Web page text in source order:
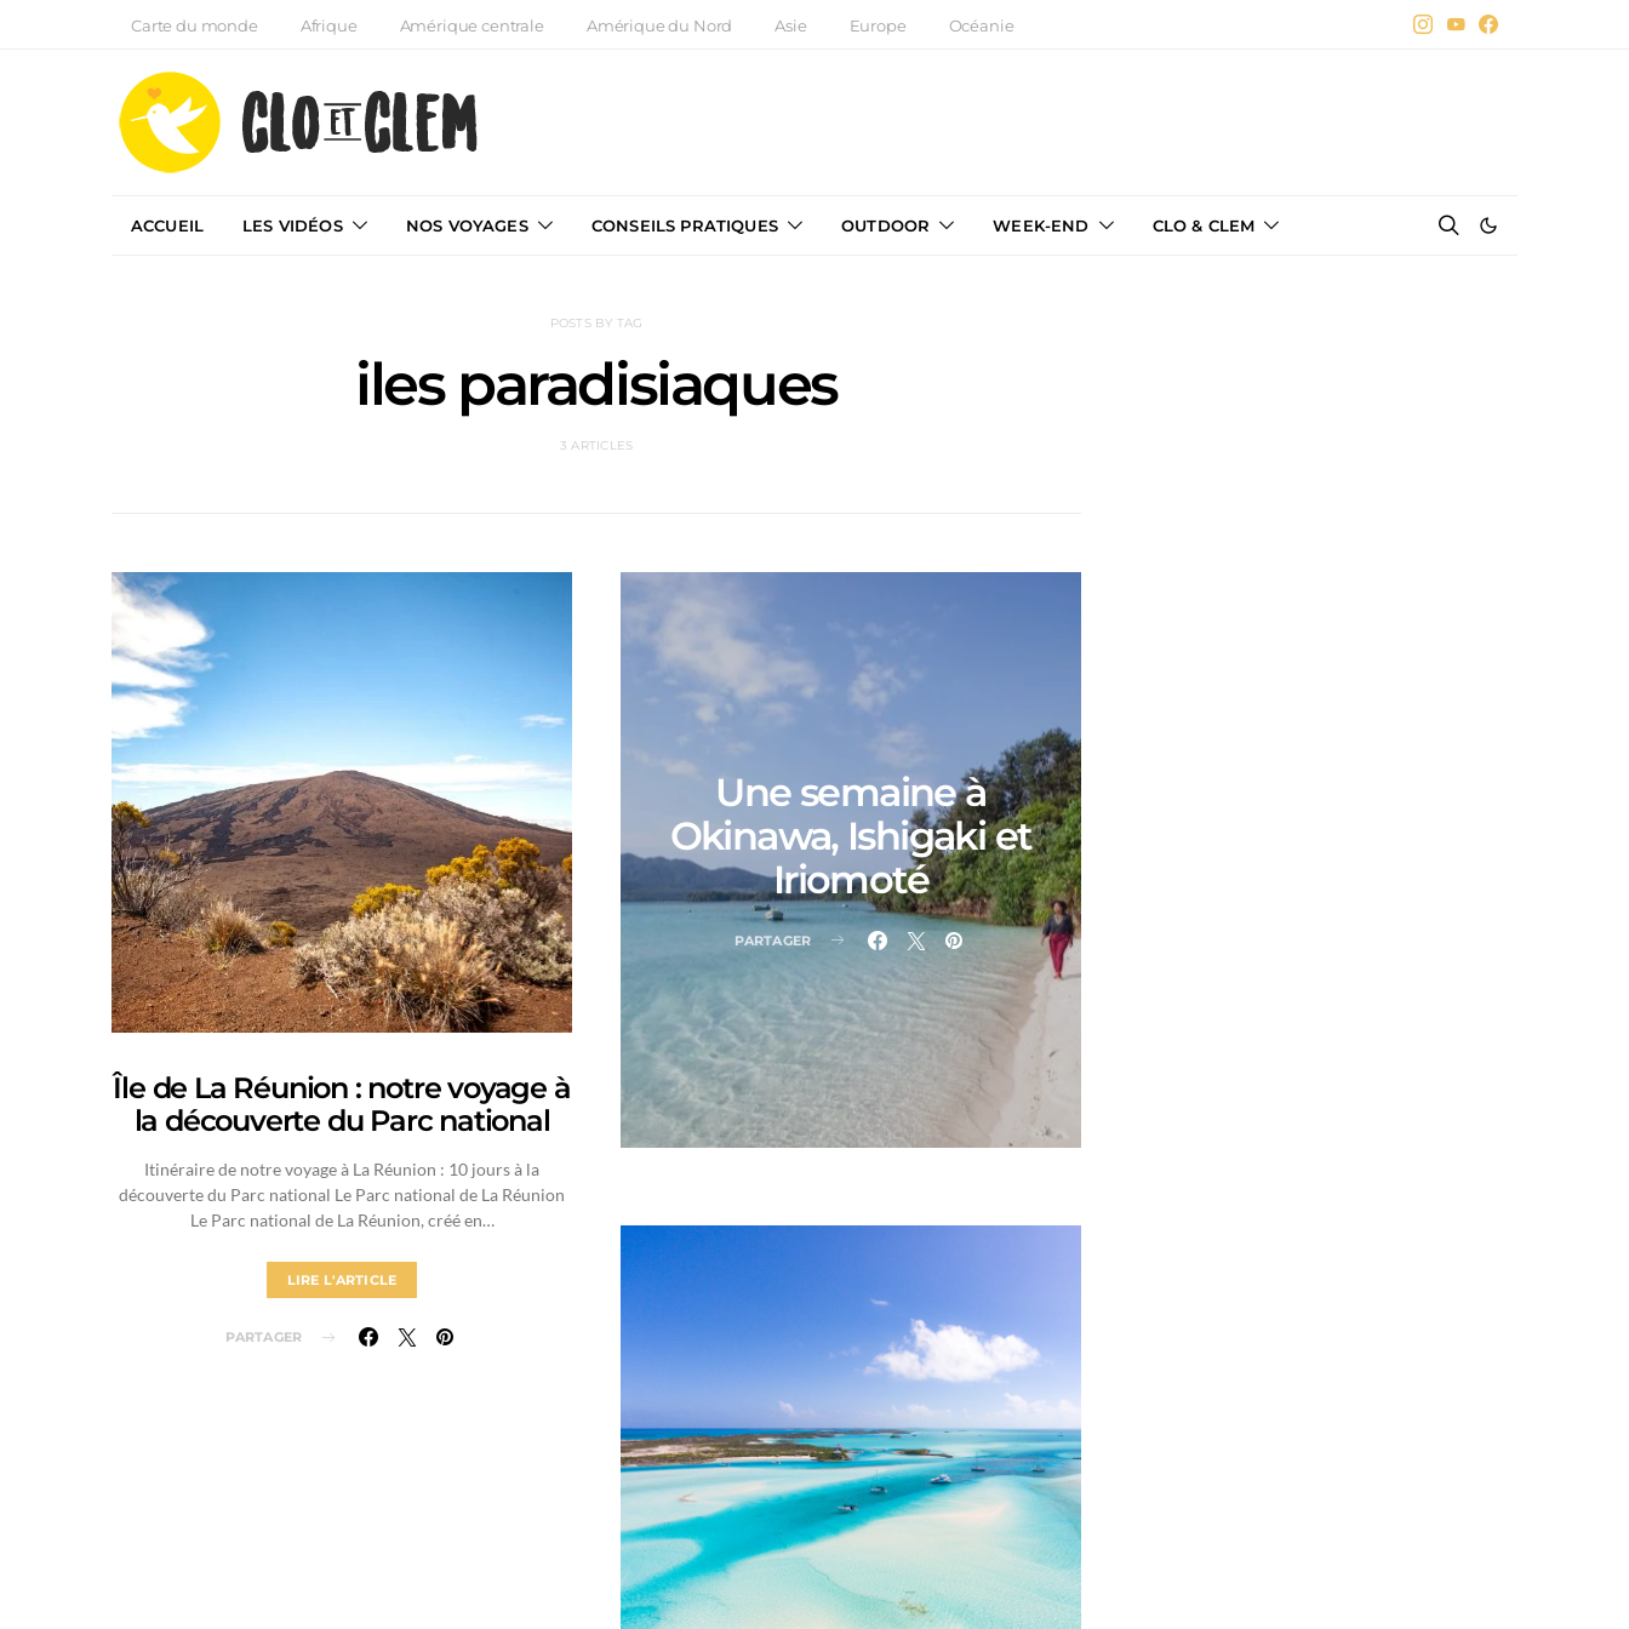
Carte du monde Afrique Amérique centrale Amérique du Nord Asie Europe Océanie
ACCUEIL LES VIDÉOS NOS VOYAGES CONSEILS PRATIQUES OUTDOOR WEEK-END CLO & CLEM
POSTS BY TAG
iles paradisiaques
3 ARTICLES
Île de La Réunion : notre voyage à
la découverte du Parc national
Itinéraire de notre voyage à La Réunion : 10 jours à la
découverte du Parc national Le Parc national de La Réunion
Le Parc national de La Réunion, créé en…
LIRE L'ARTICLE
PARTAGER
Une semaine à
Okinawa, Ishigaki et
Iriomoté
PARTAGER